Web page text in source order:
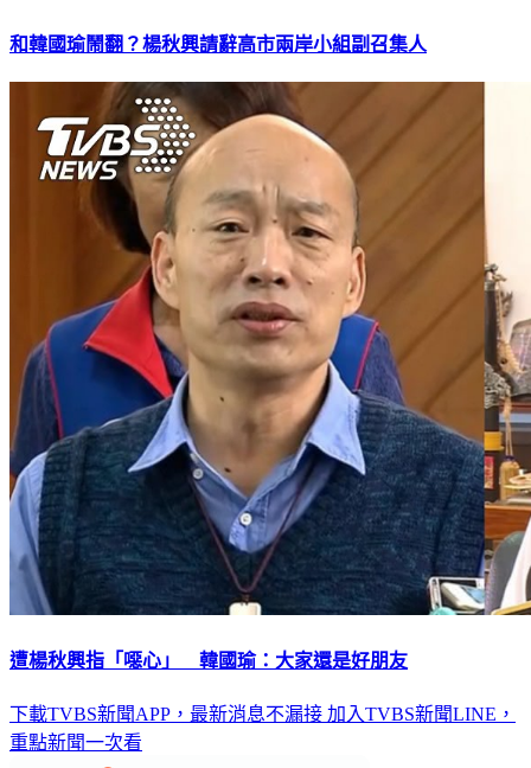
和韓國瑜鬧翻？楊秋興請辭高市兩岸小組副召集人
遭楊秋興指「噁心」 韓國瑜：大家還是好朋友
下載TVBS新聞APP，最新消息不漏接 加入TVBS新聞LINE，
重點新聞一次看